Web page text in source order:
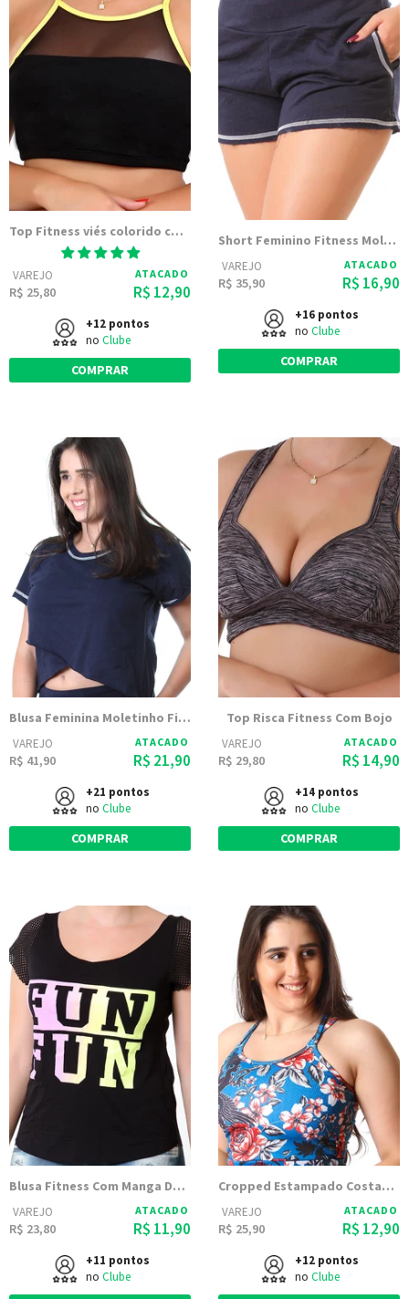
Top Fitness viés colorido com tule e bojo
VAREJO
R$ 25,80
ATACADO
R$ 12,90
+12 pontos
no Clube
COMPRAR
Short Feminino Fitness Moletinho Academia 9509
VAREJO
R$ 35,90
ATACADO
R$ 16,90
+16 pontos
no Clube
COMPRAR
Blusa Feminina Moletinho Fitness 9510
VAREJO
R$ 41,90
ATACADO
R$ 21,90
+21 pontos
no Clube
COMPRAR
Top Risca Fitness Com Bojo
VAREJO
R$ 29,80
ATACADO
R$ 14,90
+14 pontos
no Clube
COMPRAR
Blusa Fitness Com Manga De Tela Preta
VAREJO
R$ 23,80
ATACADO
R$ 11,90
+11 pontos
no Clube
Cropped Estampado Costas Tiras 9707
VAREJO
R$ 25,90
ATACADO
R$ 12,90
+12 pontos
no Clube